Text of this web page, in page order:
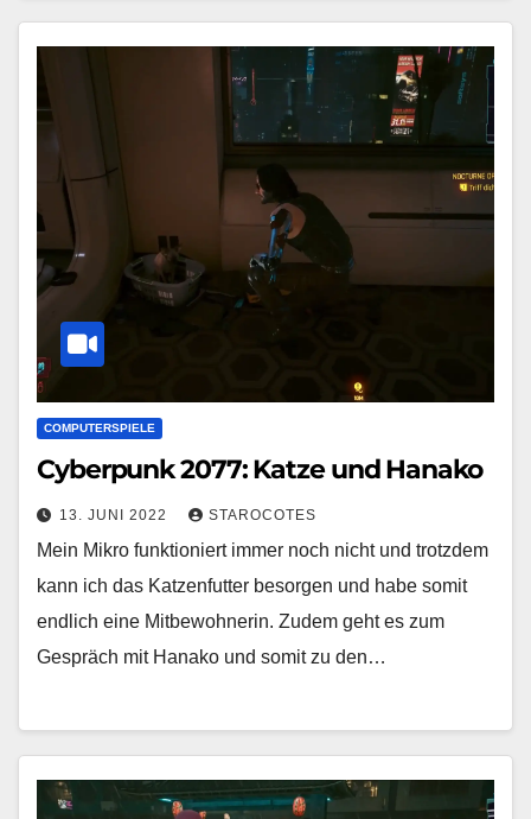
COMPUTERSPIELE
Cyberpunk 2077: Katze und Hanako
13. JUNI 2022 STAROCOTES
Mein Mikro funktioniert immer noch nicht und trotzdem
kann ich das Katzenfutter besorgen und habe somit
endlich eine Mitbewohnerin. Zudem geht es zum
Gespräch mit Hanako und somit zu den…